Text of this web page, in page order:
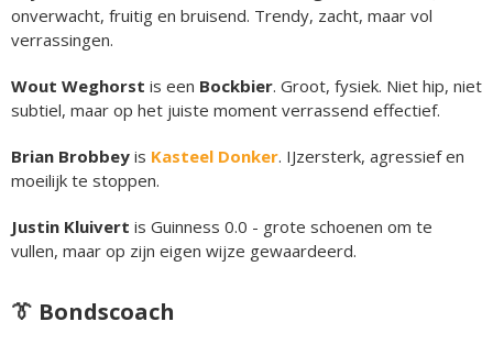
onverwacht, fruitig en bruisend. Trendy, zacht, maar vol
verrassingen.
Wout Weghorst is een Bockbier. Groot, fysiek. Niet hip, niet
subtiel, maar op het juiste moment verrassend effectief.
Brian Brobbey is Kasteel Donker. IJzersterk, agressief en
moeilijk te stoppen.
Justin Kluivert is Guinness 0.0 - grote schoenen om te
vullen, maar op zijn eigen wijze gewaardeerd.
👔 Bondscoach